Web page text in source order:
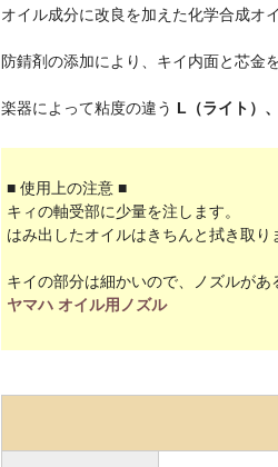
オイル成分に改良を加えた化学合成オ
防錆剤の添加により、キイ内面と芯金
楽器によって粘度の違う L（ライト）
■ 使用上の注意 ■
キィの軸受部に少量を注します。
はみ出したオイルはきちんと拭き取り
キイの部分は細かいので、ノズルがあ
ヤマハ オイル用ノズル